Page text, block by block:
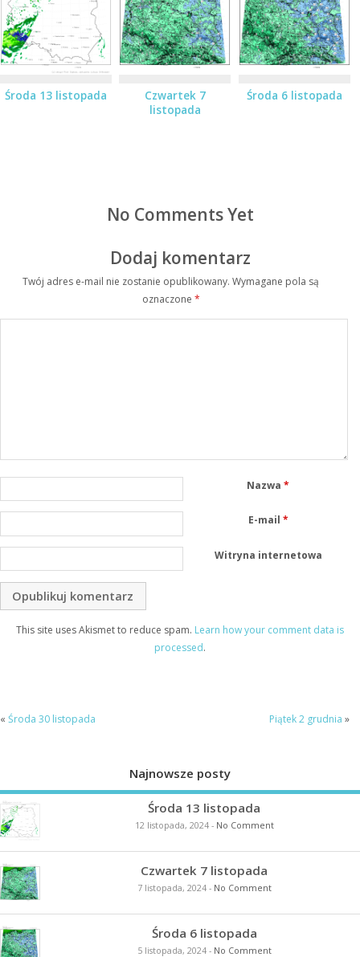
Środa 13 listopada
Czwartek 7
listopada
Środa 6 listopada
No Comments Yet
Dodaj komentarz
Twój adres e-mail nie zostanie opublikowany. Wymagane pola są
oznaczone *
Nazwa*
E-mail *
Witryna internetowa
This site uses Akismet to reduce spam. Learn how your comment data is
processed.
« Środa 30 listopada Piątek 2 grudnia »
Najnowsze posty
Środa 13 listopada
12 listopada, 2024- No Comment
Czwartek 7 listopada
7 listopada, 2024- No Comment
Środa 6 listopada
5 listopada, 2024- No Comment